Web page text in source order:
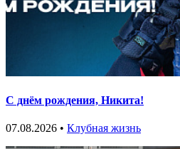
С днём рождения, Никита!
07.08.2026 • Клубная жизнь